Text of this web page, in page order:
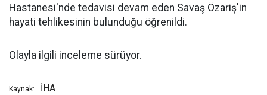
Hastanesi'nde tedavisi devam eden Savaş Özariş'in
hayati tehlikesinin bulunduğu öğrenildi.
Olayla ilgili inceleme sürüyor.
Kaynak: İHA